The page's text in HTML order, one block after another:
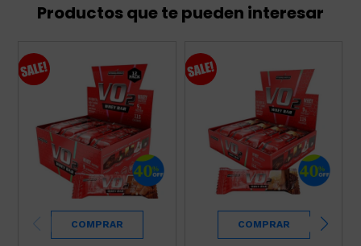
Productos que te pueden interesar